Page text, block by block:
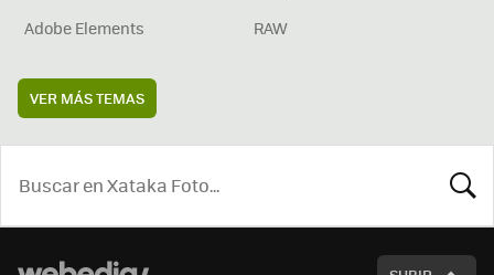
Adobe Elements
RAW
VER MÁS TEMAS